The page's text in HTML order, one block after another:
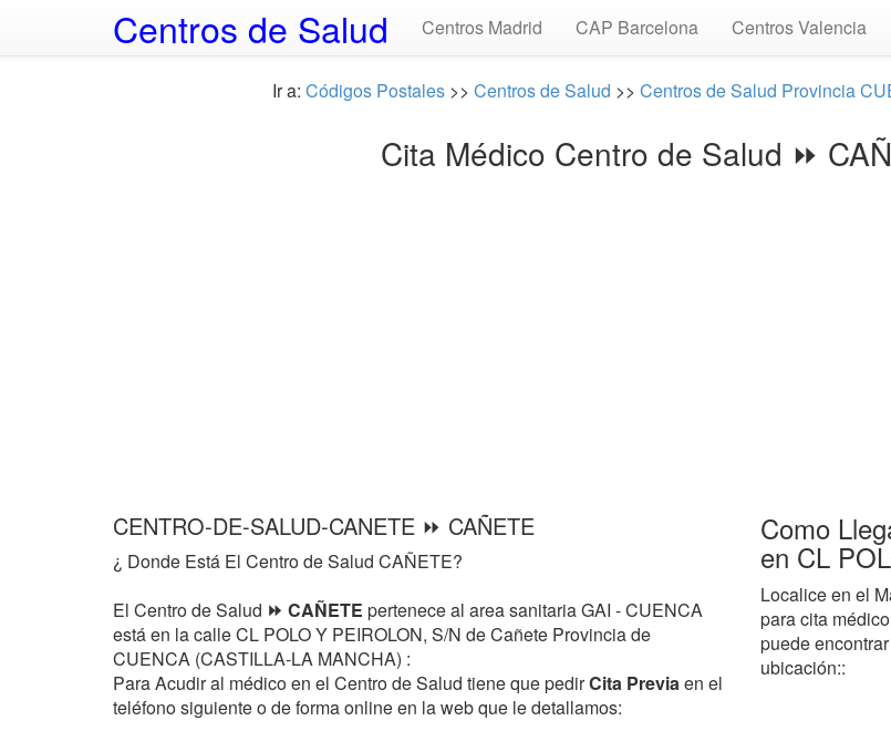
Centros de Salud Centros Madrid CAP Barcelona Centros Valencia
Ir a: Códigos Postales >> Centros de Salud >> Centros de Salud Provincia
Cita Médico Centro de Salud ⏩
CENTRO-DE-SALUD-CANETE ⏩ CAÑETE
¿ Donde Está El Centro de Salud CAÑETE?
El Centro de Salud ⏩ CAÑETE pertenece al area sanitaria GAI - CUENCA
está en la calle CL POLO Y PEIROLON, S/N de Cañete Provincia de
CUENCA (CASTILLA-LA MANCHA) :
Para Acudir al médico en el Centro de Salud tiene que pedirCita Previaen el
teléfono siguiente o de forma online en la web que le detallamos:
Como
en CL
Localice en el
para cita
puede
ubicación::